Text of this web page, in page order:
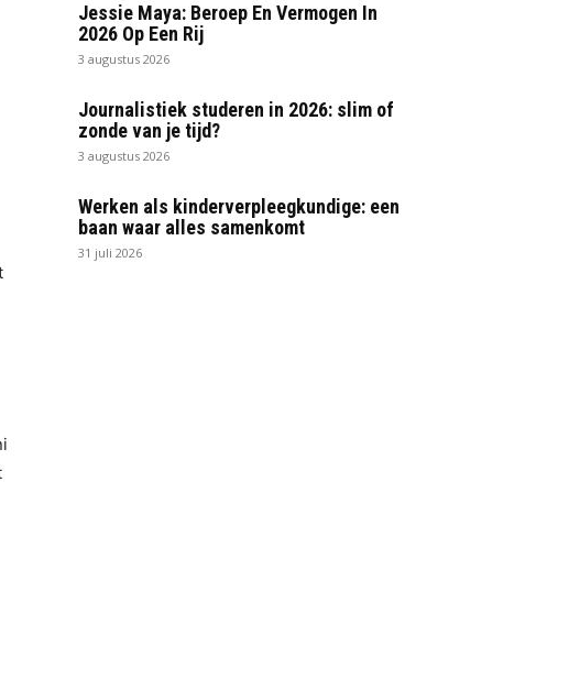
Jessie Maya: Beroep En Vermogen In
2026 Op Een Rij
3 augustus 2026
Journalistiek studeren in 2026: slim of
zonde van je tijd?
3 augustus 2026
Werken als kinderverpleegkundige: een
baan waar alles samenkomt
31 juli 2026